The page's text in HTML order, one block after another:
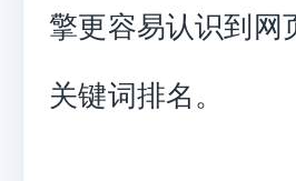
擎更容易认识到网
关键词排名。